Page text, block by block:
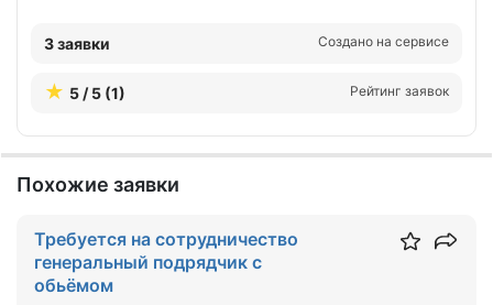
3 заявки Создано на сервисе
5 / 5 (1) Рейтинг заявок
Похожие заявки
Требуется на сотрудничество
генеральный подрядчик с
обьёмом